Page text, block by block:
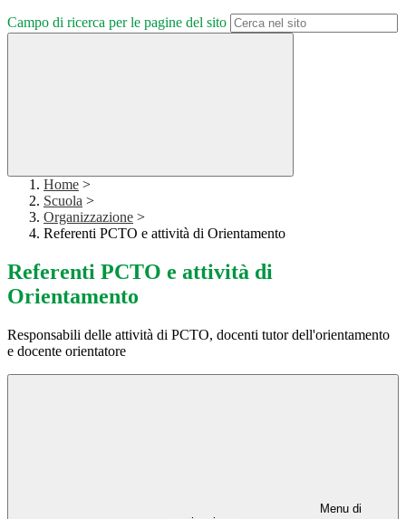
Campo di ricerca per le pagine del sito
Home >
Scuola >
Organizzazione >
Referenti PCTO e attività di Orientamento
Referenti PCTO e attività di
Orientamento
Responsabili delle attività di PCTO, docenti tutor dell'orientamento
e docente orientatore
Menu di